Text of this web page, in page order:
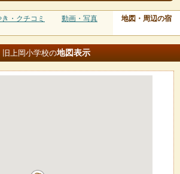
・クチコミ 動画・写真 地図・周辺の宿
旧上岡小学校の地図表示